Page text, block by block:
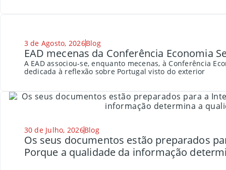
3 de Agosto, 2026Blog
EAD mecenas da Conferência Economia
A EAD associou-se, enquanto mecenas, à Conferência
dedicada à reflexão sobre Portugal visto do exterior
30 de Julho, 2026Blog
Os seus documentos estão preparados
Porque a qualidade da informação